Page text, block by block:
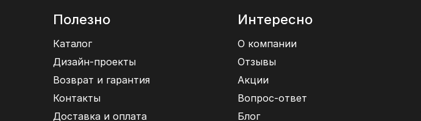
Полезно
Каталог
Дизайн-проекты
Возврат и гарантия
Контакты
Доставка и оплата
Интересно
О компании
Отзывы
Акции
Вопрос-ответ
Блог